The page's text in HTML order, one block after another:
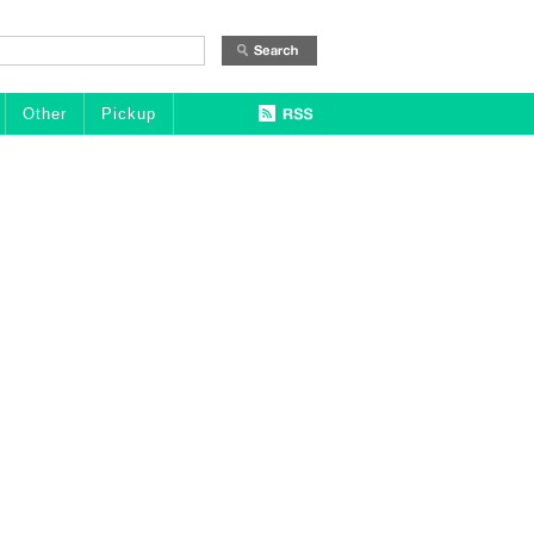
Other Pickup